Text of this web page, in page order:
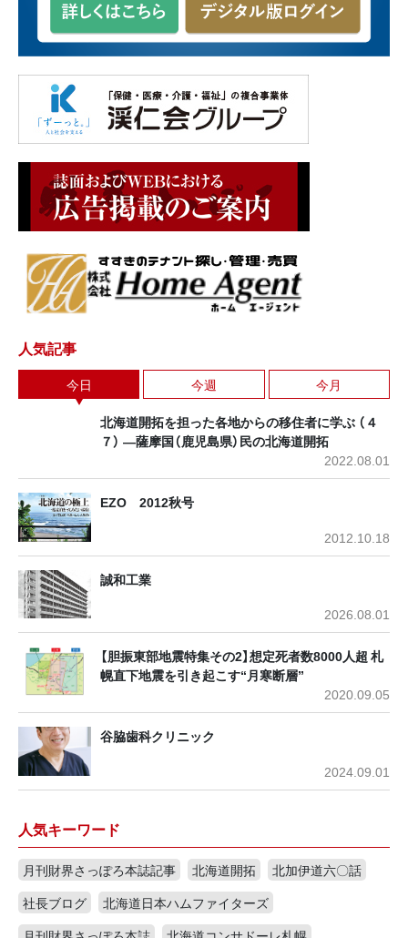
人気記事
今日 今週 今月
北海道開拓を担った各地からの移住者に学ぶ （４
７） ―薩摩国（鹿児島県）民の北海道開拓
2022.08.01
EZO 2012秋号
2012.10.18
誠和工業
2026.08.01
【胆振東部地震特集その2】想定死者数8000人超 札
幌直下地震を引き起こす“月寒断層”
2020.09.05
谷脇歯科クリニック
2024.09.01
人気キーワード
月刊財界さっぽろ本誌記事 北海道開拓
北加伊道六〇話
社長ブログ
北海道日本ハムファイターズ